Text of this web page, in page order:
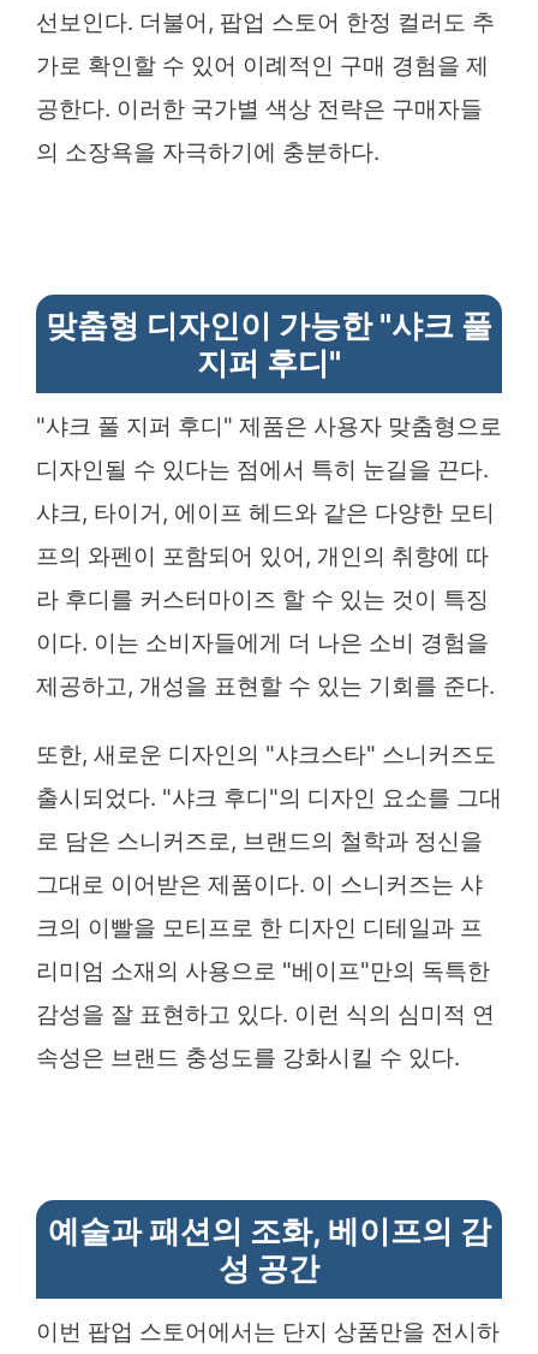
선보인다. 더불어, 팝업 스토어 한정 컬러도 추
가로 확인할 수 있어 이례적인 구매 경험을 제
공한다. 이러한 국가별 색상 전략은 구매자들
의 소장욕을 자극하기에 충분하다.
맞춤형 디자인이 가능한 "샤크 풀
지퍼 후디"
"샤크 풀 지퍼 후디" 제품은 사용자 맞춤형으로
디자인될 수 있다는 점에서 특히 눈길을 끈다.
샤크, 타이거, 에이프 헤드와 같은 다양한 모티
프의 와펜이 포함되어 있어, 개인의 취향에 따
라 후디를 커스터마이즈 할 수 있는 것이 특징
이다. 이는 소비자들에게 더 나은 소비 경험을
제공하고, 개성을 표현할 수 있는 기회를 준다.
또한, 새로운 디자인의 "샤크스타" 스니커즈도
출시되었다. "샤크 후디"의 디자인 요소를 그대
로 담은 스니커즈로, 브랜드의 철학과 정신을
그대로 이어받은 제품이다. 이 스니커즈는 샤
크의 이빨을 모티프로 한 디자인 디테일과 프
리미엄 소재의 사용으로 "베이프"만의 독특한
감성을 잘 표현하고 있다. 이런 식의 심미적 연
속성은 브랜드 충성도를 강화시킬 수 있다.
예술과 패션의 조화, 베이프의 감
성 공간
이번 팝업 스토어에서는 단지 상품만을 전시하